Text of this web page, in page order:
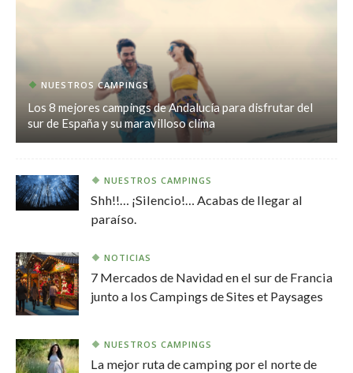
NUESTROS CAMPINGS
Los 8 mejores campings de Andalucía para disfrutar del
sur de España y su maravilloso clima
NUESTROS CAMPINGS
Shh!!… ¡Silencio!… Acabas de llegar al
paraíso.
NOTICIAS
7 Mercados de Navidad en el sur de Francia
junto a los Campings de Sites et Paysages
NUESTROS CAMPINGS
La mejor ruta de camping por el norte de